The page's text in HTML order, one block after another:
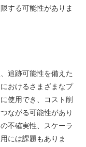
する可能性がありま
追跡可能性を備えた
おけるさまざまなプ
使用でき、コスト削
ながる可能性があり
不確実性、スケーラ
には課題もありま